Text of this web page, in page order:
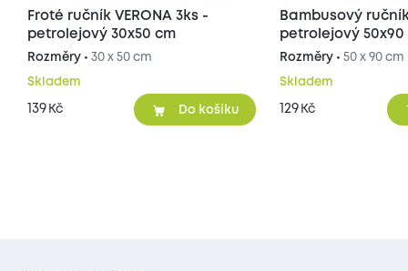
Froté ručník VERONA 3ks -
petrolejový 30x50 cm
Rozměry • 30 x 50 cm
Skladem
139 Kč Do košíku
Bambusový
petrolejový 50x90
Rozměry •50 x 90 cm
Skladem
129 Kč